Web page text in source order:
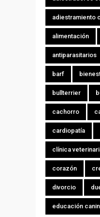
adiestramiento
alimentación
antiparasitarios
barf
bullterrier
cachorro
cardiopatía
clínica
corazón
divorcio
educación